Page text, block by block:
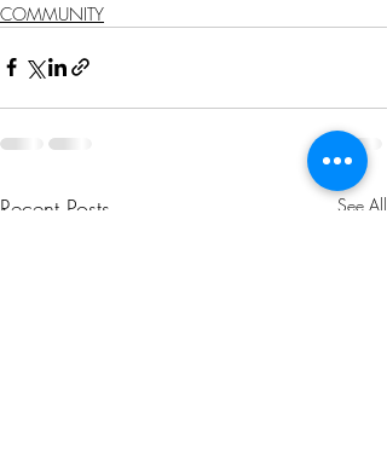
COMMUNITY
Recent Posts See All